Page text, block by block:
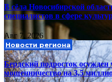
В сёла Новосибирской
специалистов в сфере
Авг 7, 2026
Новости региона
Бердский подросток осужден
мошенничество на 3,5